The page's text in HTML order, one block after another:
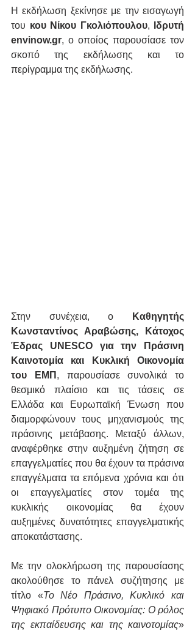
Η εκδήλωση ξεκίνησε με την εισαγωγή
του κου Νίκου Γκολιόπουλου,
Ιδρυτή
envinow.gr, ο οποίος παρουσίασε τον
σκοπό της εκδήλωσης και το
περίγραμμα της εκδήλωσης.
Στην συνέχεια, ο
Καθηγητής
Κωνσταντίνος Αραβώσης, Κάτοχος
Έδρας UNESCO για την Πράσινη
Καινοτομία και Κυκλική Οικονομία
του ΕΜΠ , παρουσίασε συνολικά το
θεσμικό πλαίσιο και τις τάσεις σε
Ελλάδα και Ευρωπαϊκή Ένωση που
διαμορφώνουν τους μηχανισμούς της
πράσινης μετάβασης. Μεταξύ άλλων,
αναφέρθηκε στην αυξημένη ζήτηση σε
επαγγελματίες που θα έχουν τα πράσινα
επαγγέλματα τα επόμενα χρόνια και ότι
οι επαγγελματίες στον τομέα της
κυκλικής οικονομίας θα έχουν
αυξημένες δυνατότητες επαγγελματικής
αποκατάστασης.
Με την ολοκλήρωση της παρουσίασης
ακολούθησε το πάνελ συζήτησης με
τίτλο «Το Νέο Πράσινο, Κυκλικό και
Ψηφιακό Πρότυπο Οικονομίας: Ο ρόλος
της εκπαίδευσης και της καινοτομίας»